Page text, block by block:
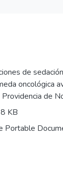
de
oncológica
Providencia de
KB
Portable